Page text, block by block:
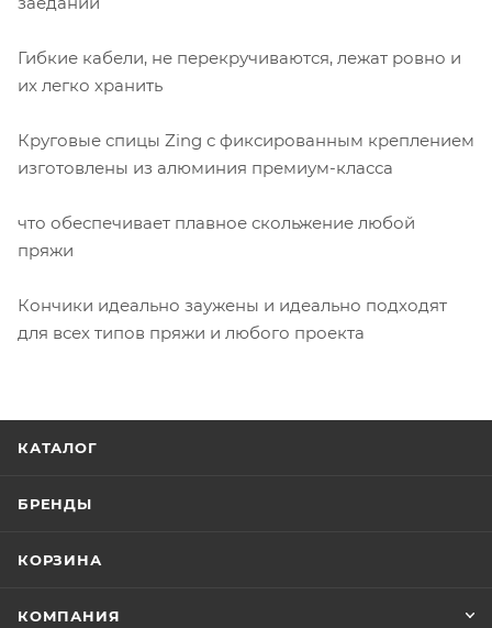
Гибкие кабели, не перекручиваются, лежат ровно и
их легко хранить
Круговые спицы Zing с фиксированным креплением
изготовлены из алюминия премиум-класса
что обеспечивает плавное скольжение любой
пряжи
Кончики идеально заужены и идеально подходят
для всех типов пряжи и любого проекта
КАТАЛОГ
БРЕНДЫ
КОРЗИНА
КОМПАНИЯ